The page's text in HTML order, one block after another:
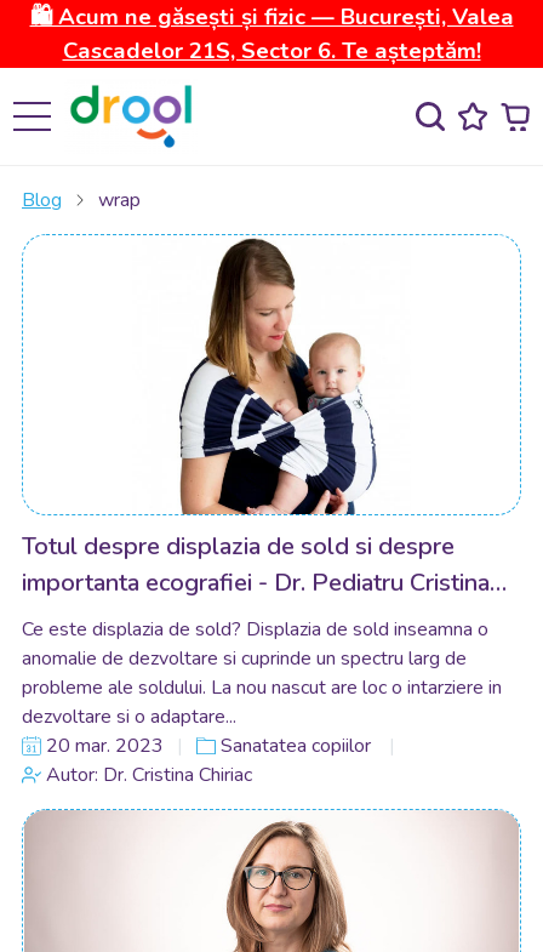
🛍️ Acum ne găsești și fizic — București, Valea
Cascadelor 21S, Sector 6. Te așteptăm!
Blog wrap
Totul despre displazia de sold si despre
importanta ecografiei - Dr. Pediatru Cristina
Elena Chiriac
Ce este displazia de sold? Displazia de sold inseamna o
anomalie de dezvoltare si cuprinde un spectru larg de
probleme ale soldului. La nou nascut are loc o intarziere in
dezvoltare si o adaptare...
20 mar. 2023
Sanatatea copiilor
Autor: Dr. Cristina Chiriac